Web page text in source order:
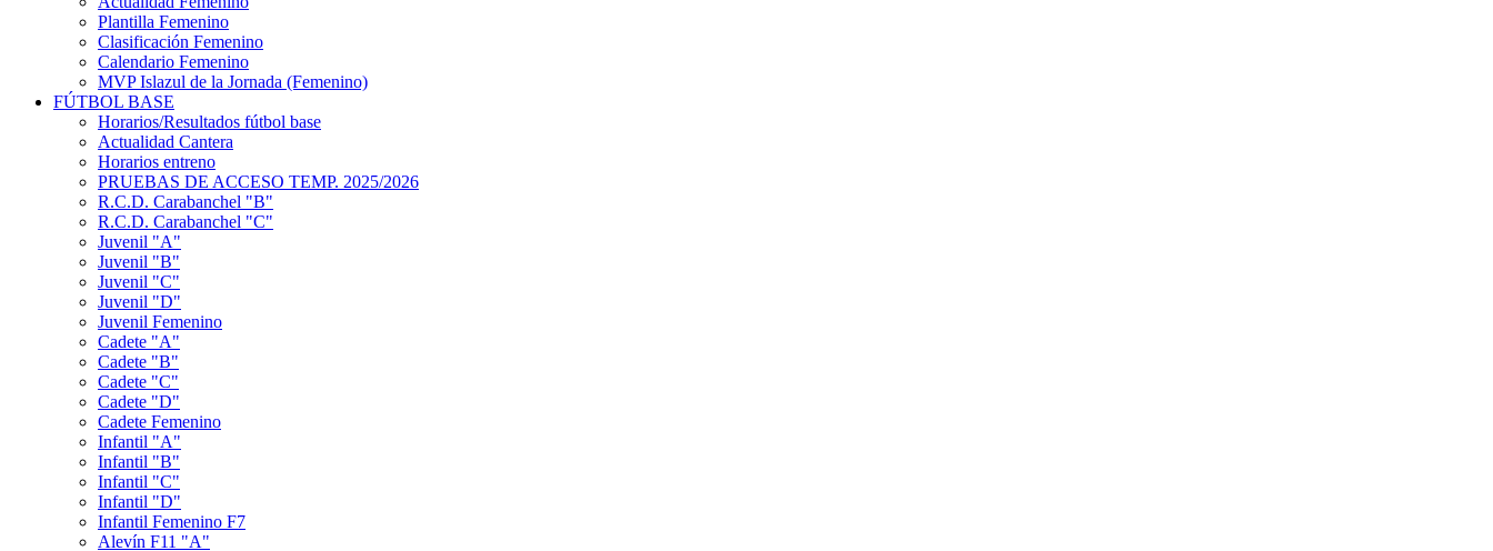
Plantilla Femenino
Clasificación Femenino
Calendario Femenino
MVP Islazul de la Jornada (Femenino)
FÚTBOL BASE
Horarios/Resultados fútbol base
Actualidad Cantera
Horarios entreno
PRUEBAS DE ACCESO TEMP. 2025/2026
R.C.D. Carabanchel "B"
R.C.D. Carabanchel "C"
Juvenil "A"
Juvenil "B"
Juvenil "C"
Juvenil "D"
Juvenil Femenino
Cadete "A"
Cadete "B"
Cadete "C"
Cadete "D"
Cadete Femenino
Infantil "A"
Infantil "B"
Infantil "C"
Infantil "D"
Infantil Femenino F7
Alevín F11 "A"